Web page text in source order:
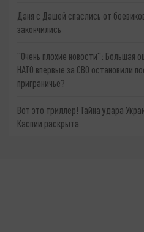
Даня с Дашей спаслись от
закончились
"Очень плохие новости": Большая
НАТО впервые за СВО остановили
приграничье?
Вот это триллер! Тайна удара
Каспии раскрыта